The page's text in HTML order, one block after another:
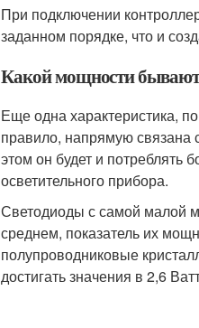
При подключении
заданном порядке, что и
Какой мощности бывают
Еще одна характеристика,
правило, напрямую связана
этом он будет и потреблять
осветительного прибора.
Светодиоды с самой малой
среднем, показатель их
полупроводниковые
достигать значения в 2,6